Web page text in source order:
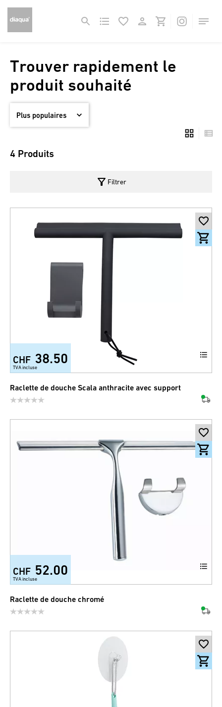
Trouver rapidement le
produit souhaité
4 Produits
filter_alt Filtrer
CHF 38.50
TVA incluse
Raclette de douche Scala anthracite avec support
CHF 52.00
TVA incluse
Raclette de douche chromé